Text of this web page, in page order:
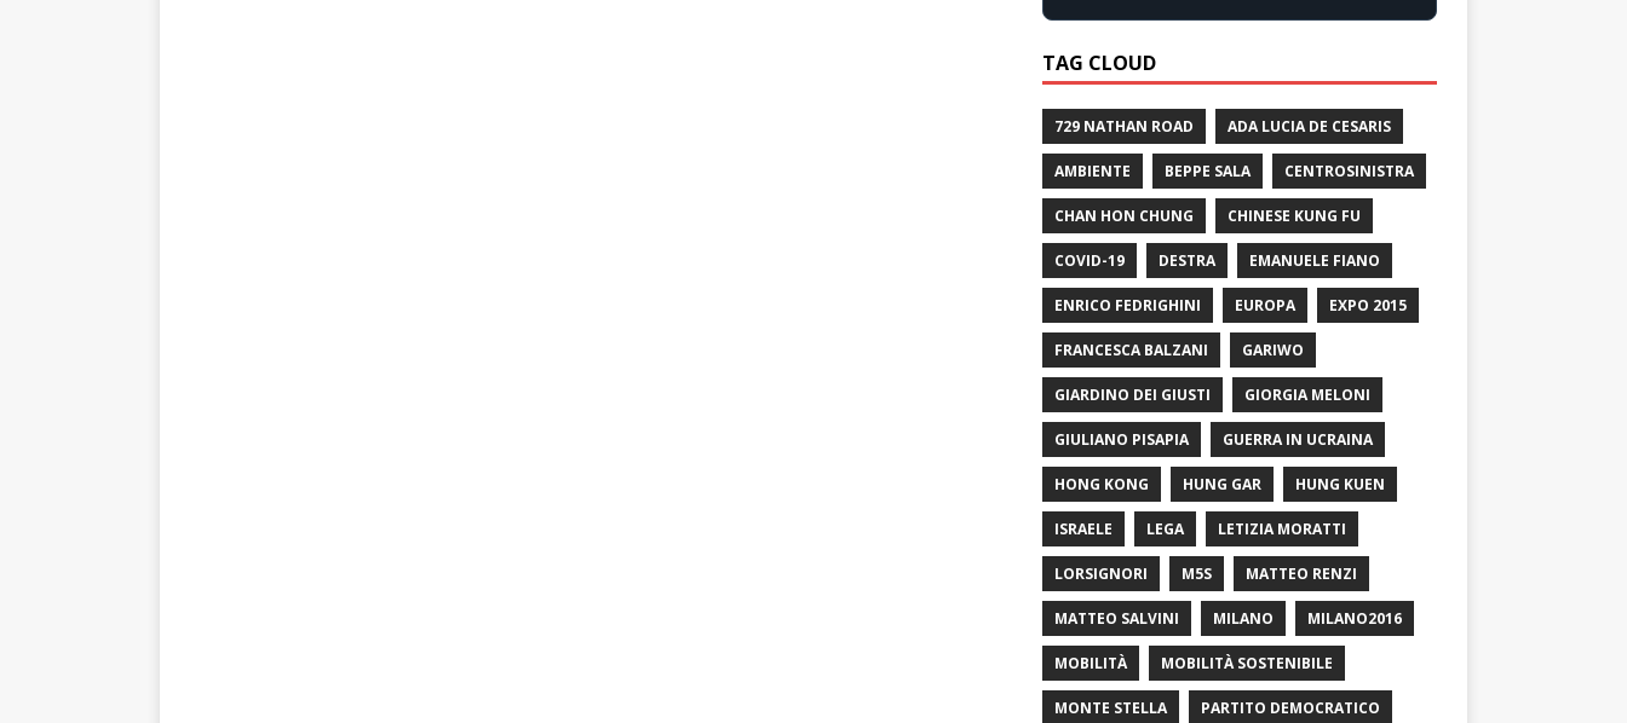
TAG CLOUD
729 NATHAN ROAD ADA LUCIA DE CESARIS
AMBIENTE BEPPE SALA CENTROSINISTRA
CHAN HON CHUNG CHINESE KUNG FU
COVID-19 DESTRA EMANUELE FIANO
ENRICO FEDRIGHINI EUROPA EXPO 2015
FRANCESCA BALZANI GARIWO
GIARDINO DEI GIUSTI GIORGIA MELONI
GIULIANO PISAPIA GUERRA IN UCRAINA
HONG KONG HUNG GAR HUNG KUEN
ISRAELE LEGA LETIZIA MORATTI
LORSIGNORI M5S MATTEO RENZI
MATTEO SALVINI MILANO MILANO2016
MOBILITÀ MOBILITÀ SOSTENIBILE
MONTE STELLA PARTITO DEMOCRATICO